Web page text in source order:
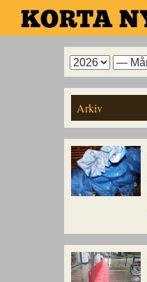
Hoppa
till
huvudinnehållet
Arkiv
för
år
Arkiv
för
månad
Arkiv